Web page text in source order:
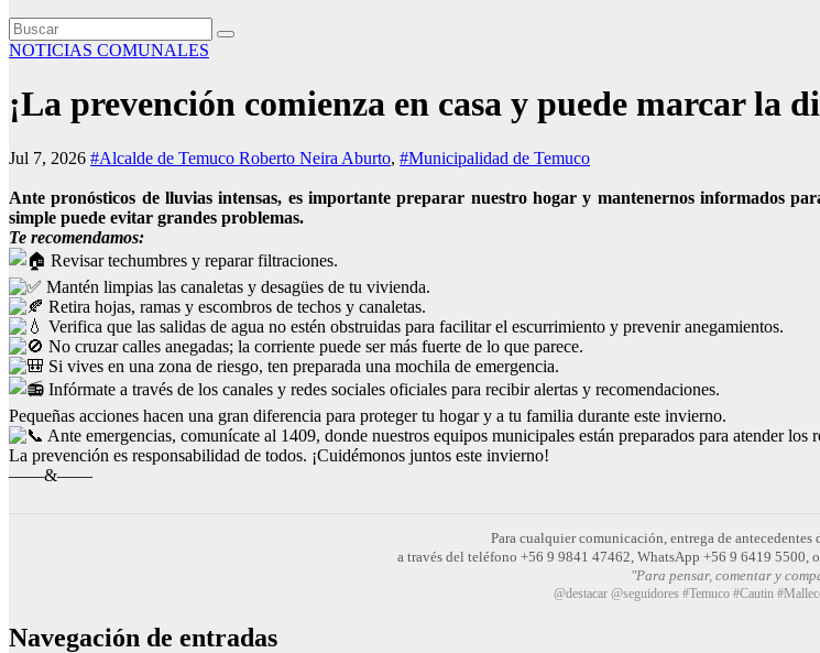
NOTICIAS COMUNALES
¡La prevención comienza en casa y puede marcar la
Jul 7, 2026 #Alcalde de Temuco Roberto Neira Aburto, #Municipalidad de Temuco
Ante pronósticos de lluvias intensas, es importante preparar nuestro hogar y mantenernos informados
simple puede evitar grandes problemas.
Te recomendamos:
Revisar techumbres y reparar filtraciones.
Mantén limpias las canaletas y desagües de tu vivienda.
Retira hojas, ramas y escombros de techos y canaletas.
Verifica que las salidas de agua no estén obstruidas para facilitar el escurrimiento y prevenir anegamientos.
No cruzar calles anegadas; la corriente puede ser más fuerte de lo que parece.
Si vives en una zona de riesgo, ten preparada una mochila de emergencia.
Infórmate a través de los canales y redes sociales oficiales para recibir alertas y recomendaciones.
Pequeñas acciones hacen una gran diferencia para proteger tu hogar y a tu familia durante este invierno.
Ante emergencias, comunícate al 1409, donde nuestros equipos municipales están preparados para atender los
La prevención es responsabilidad de todos. ¡Cuidémonos juntos este invierno!
——&——
Para cualquier comunicación, entrega de antecedentes
a través del teléfono +56 9 9841 47462, WhatsApp +56 9 6419 5500,
"Para pensar, comentar y
@destacar @seguidores #Temuco #Cautin
Navegación de entradas